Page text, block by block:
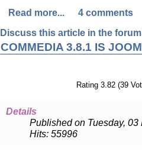
Read more...
4 comments
Discuss this article in the
COMMEDIA 3.8.1 IS
Rating 3.82 (39
Details
Published on Tuesday,
Hits: 55996